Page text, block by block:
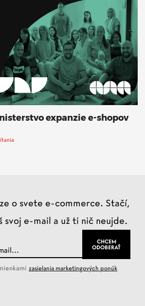
expanzie e-shopov
o svete e-commerce. Stačí,
svoj e-mail a už ti nič neujde.
zasielania marketingových ponúk